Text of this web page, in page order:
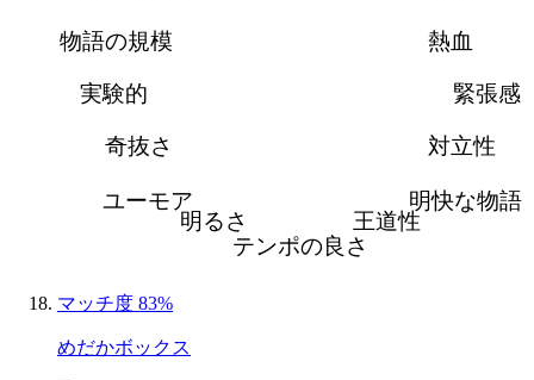
熱血
緊張感
対立性
明快な物語
王道性
テンポの良さ
明るさ
ユーモア
奇抜さ
実験的
物語の規模
マッチ度 83%
めだかボックス